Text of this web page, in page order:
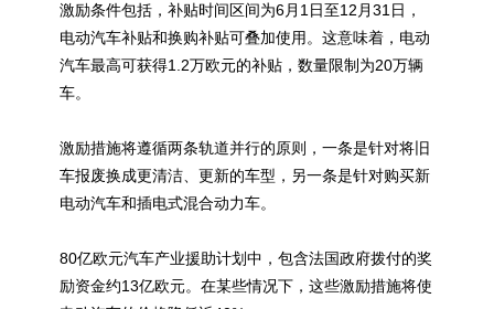
激励条件包括，补贴时间区间为6月1日至12月31日，
电动汽车补贴和换购补贴可叠加使用。这意味着，电动
汽车最高可获得1.2万欧元的补贴，数量限制为20万辆
车。
激励措施将遵循两条轨道并行的原则，一条是针对将旧
车报废换成更清洁、更新的车型，另一条是针对购买新
电动汽车和插电式混合动力车。
80亿欧元汽车产业援助计划中，包含法国政府拨付的奖
励资金约13亿欧元。在某些情况下，这些激励措施将使